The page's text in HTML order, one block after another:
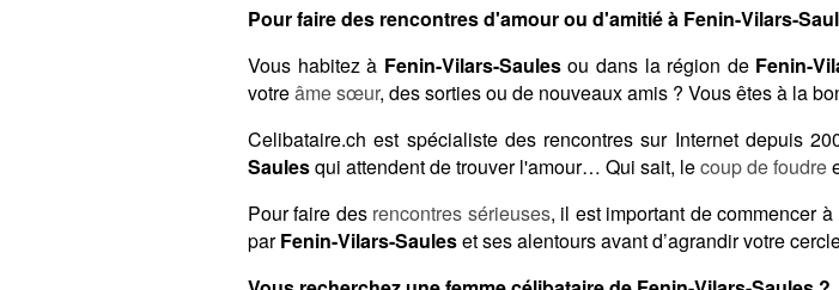
Pour faire des rencontres d'amour ou d'amitié à Fenin-Vilars-
Vous habitez à Fenin-Vilars-Saulesou dans la région de Fenin-
votreâme sœur, des sorties ou de nouveaux amis ? Vous êtes à la
Celibataire.ch est spécialiste des rencontres sur Internet depuis
Saulesqui attendent de trouver l'amour… Qui sait, lecoup de foudre
Pour faire des rencontres sérieuses, il est important de commencer
parFenin-Vilars-Sauleset ses alentours avant d’agrandir votre